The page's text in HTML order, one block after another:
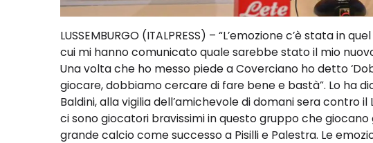
LUSSEMBURGO (ITALPRESS) – “L’emozione c’è stata in
cui mi hanno comunicato quale sarebbe stato il mio
Una volta che ho messo piede a Coverciano ho detto
giocare, dobbiamo cercare di fare bene e bastà”. Lo ha
Baldini, alla vigilia dell’amichevole di domani sera contro il
ci sono giocatori bravissimi in questo gruppo che
grande calcio come successo a Pisilli e Palestra. Le